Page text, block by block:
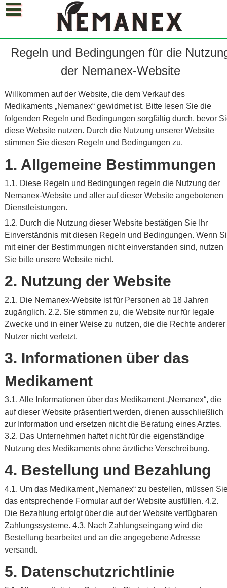
Skip
to
Häufig gestellte Fragen
Nemanex Erfahrungen
Polski
Français
Español
Italiano
Čeština
български
Magyar
Slovenčina
Ελληνικά
Slovenščina
Regeln und Bedingungen für die
der Nemanex-Website
Willkommen auf der Website, die dem Verkauf des
Medikaments „Nemanex“ gewidmet ist. Bitte lesen Sie die
folgenden Regeln und Bedingungen sorgfältig durch, bevor
diese Website nutzen. Durch die Nutzung unserer Website
stimmen Sie diesen Regeln und Bedingungen zu.
1. Allgemeine Bestimmungen
1.1. Diese Regeln und Bedingungen regeln die Nutzung der
Nemanex-Website und aller auf dieser Website angebotenen
Dienstleistungen.
1.2. Durch die Nutzung dieser Website bestätigen Sie Ihr
Einverständnis mit diesen Regeln und Bedingungen. Wenn
mit einer der Bestimmungen nicht einverstanden sind, nutzen
Sie bitte unsere Website nicht.
2. Nutzung der Website
2.1. Die Nemanex-Website ist für Personen ab 18 Jahren
zugänglich. 2.2. Sie stimmen zu, die Website nur für legale
Zwecke und in einer Weise zu nutzen, die die Rechte anderer
Nutzer nicht verletzt.
3. Informationen über das
Medikament
3.1. Alle Informationen über das Medikament „Nemanex“, die
auf dieser Website präsentiert werden, dienen ausschließlich
zur Information und ersetzen nicht die Beratung eines Arztes.
3.2. Das Unternehmen haftet nicht für die eigenständige
Nutzung des Medikaments ohne ärztliche Verschreibung.
4. Bestellung und Bezahlung
4.1. Um das Medikament „Nemanex“ zu bestellen, müssen
das entsprechende Formular auf der Website ausfüllen. 4.2.
Die Bezahlung erfolgt über die auf der Website verfügbaren
Zahlungssysteme. 4.3. Nach Zahlungseingang wird die
Bestellung bearbeitet und an die angegebene Adresse
versandt.
5. Datenschutzrichtlinie